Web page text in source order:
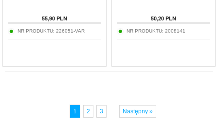
55,90 PLN
NR PRODUKTU: 226051-VAR
50,20 PLN
NR PRODUKTU: 2008141
1 2 3 Następny »